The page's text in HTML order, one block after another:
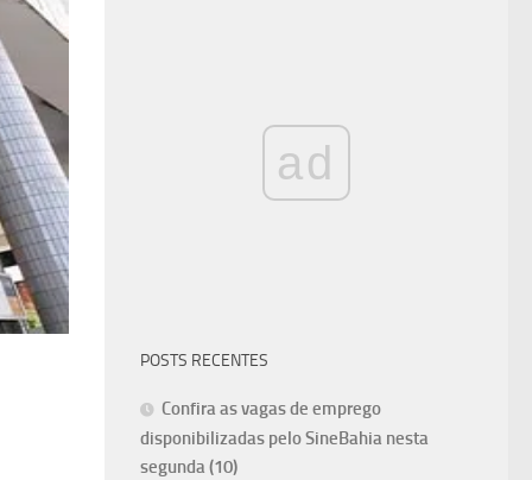
ad
POSTS RECENTES
Confira as vagas de emprego
disponibilizadas pelo SineBahia nesta
segunda (10)